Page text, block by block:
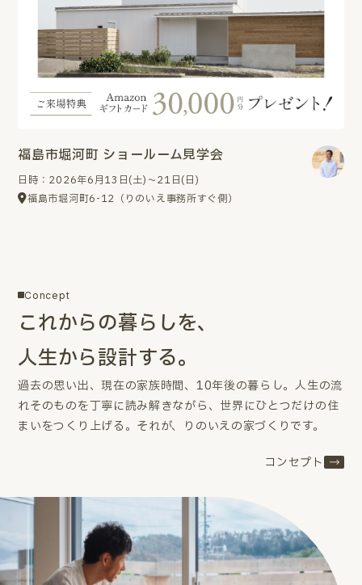
福島市堀河町 ショールーム見学会
日時：2026年6月13日(土)～21日(日)
福島市堀河町6-12（りのいえ事務所すぐ側）
Concept
これからの暮らしを、
人生から設計する。
過去の思い出、現在の家族時間、10年後の暮らし。人生の流
れそのものを丁寧に読み解きながら、世界にひとつだけの住
まいをつくり上げる。 それが、りのいえの家づくりです。
コンセプト